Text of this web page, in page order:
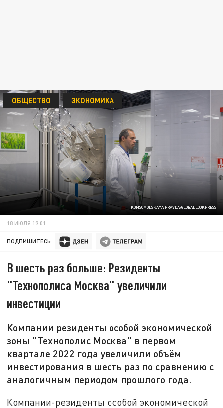
KOMSOMOLSKAYA PRAVDA/GLOBALLOOKPRESS
ОБЩЕСТВО ЭКОНОМИКА
18 ИЮЛЯ 19:01
ПОДПИШИТЕСЬ:
В шесть раз больше: Резиденты
"Технополиса Москва" увеличили
инвестиции
Компании резиденты особой экономической
зоны "Технополис Москва" в первом
квартале 2022 года увеличили объём
инвестирования в шесть раз по сравнению с
аналогичным периодом прошлого года.
Компании-резиденты особой экономической